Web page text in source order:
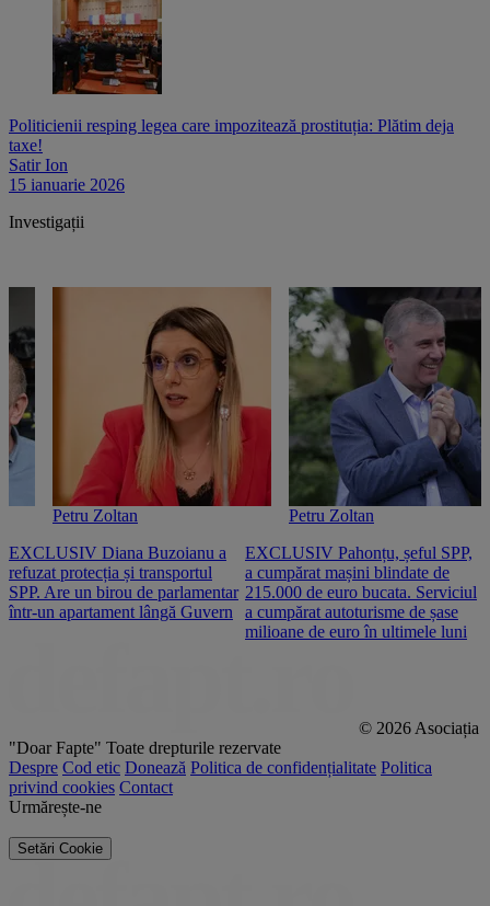
Politicienii resping legea care impozitează prostituția: Plătim deja
taxe!
Satir Ion
15 ianuarie 2026
Investigații
Petru Zoltan
EXCLUSIV Diana Buzoianu a
refuzat protecția și transportul
SPP. Are un birou de parlamentar
într-un apartament lângă Guvern
Petru Zoltan
EXCLUSIV Pahonțu, șeful SPP,
a cumpărat mașini blindate de
215.000 de euro bucata. Serviciul
a cumpărat autoturisme de șase
milioane de euro în ultimele luni
© 2026 Asociația
"Doar Fapte" Toate drepturile rezervate
Despre Cod etic Donează Politica de confidențialitate Politica
privind cookies Contact
Urmărește-ne
Setări Cookie